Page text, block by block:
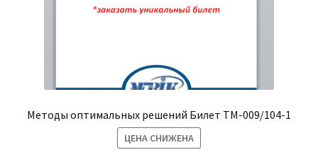
Методы оптимальных решений Билет ТМ-009/104-1
ЦЕНА СНИЖЕНА